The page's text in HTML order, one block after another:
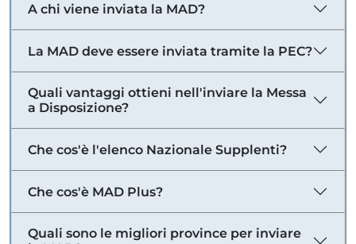
A chi viene inviata la MAD?
La MAD deve essere inviata tramite la PEC?
Quali vantaggi ottieni nell'inviare la Messa
a Disposizione?
Che cos'è l'elenco Nazionale Supplenti?
Che cos'è MAD Plus?
Quali sono le migliori province per inviare